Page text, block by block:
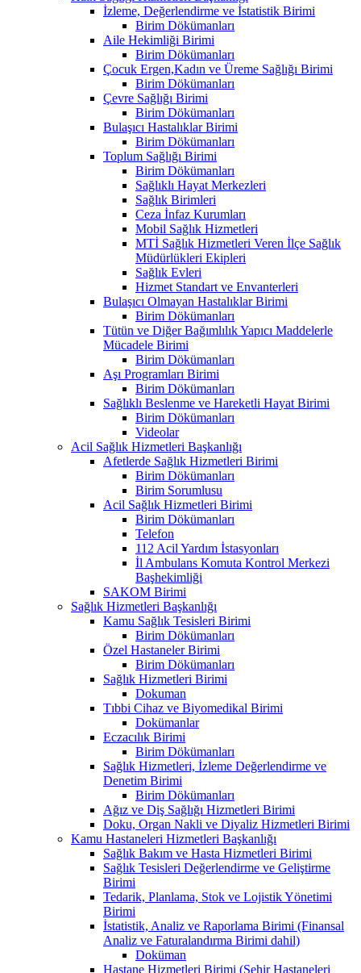
İzleme, Değerlendirme ve İstatistik Birimi
Birim Dökümanları
Aile Hekimliği Birimi
Birim Dökümanları
Çocuk Ergen,Kadın ve Üreme Sağlığı Birimi
Birim Dökümanları
Çevre Sağlığı Birimi
Birim Dökümanları
Bulaşıcı Hastalıklar Birimi
Birim Dökümanları
Toplum Sağlığı Birimi
Birim Dökümanları
Sağlıklı Hayat Merkezleri
Sağlık Birimleri
Ceza İnfaz Kurumları
Mobil Sağlık Hizmetleri
MTİ Sağlık Hizmetleri Veren İlçe Sağlık
Müdürlükleri Ekipleri
Sağlık Evleri
Hizmet Standart ve Envanterleri
Bulaşıcı Olmayan Hastalıklar Birimi
Birim Dökümanları
Tütün ve Diğer Bağımlılık Yapıcı Maddelerle
Mücadele Birimi
Birim Dökümanları
Aşı Programları Birimi
Birim Dökümanları
Sağlıklı Beslenme ve Hareketli Hayat Birimi
Birim Dökümanları
Videolar
Acil Sağlık Hizmetleri Başkanlığı
Afetlerde Sağlık Hizmetleri Birimi
Birim Dökümanları
Birim Sorumlusu
Acil Sağlık Hizmetleri Birimi
Birim Dökümanları
Telefon
112 Acil Yardım İstasyonları
İl Ambulans Komuta Kontrol Merkezi
Başhekimliği
SAKOM Birimi
Sağlık Hizmetleri Başkanlığı
Kamu Sağlık Tesisleri Birimi
Birim Dökümanları
Özel Hastaneler Birimi
Birim Dökümanları
Sağlık Hizmetleri Birimi
Dokuman
Tıbbi Cihaz ve Biyomedikal Birimi
Dokümanlar
Eczacılık Birimi
Birim Dökümanları
Sağlık Hizmetleri, İzleme Değerlendirme ve
Denetim Birimi
Birim Dökümanları
Ağız ve Diş Sağlığı Hizmetleri Birimi
Doku, Organ Nakli ve Diyaliz Hizmetleri Birimi
Kamu Hastaneleri Hizmetleri Başkanlığı
Sağlık Bakım ve Hasta Hizmetleri Birimi
Sağlık Tesisleri Değerlendirme ve Geliştirme
Birimi
Tedarik, Planlama, Stok ve Lojistik Yönetimi
Birimi
İstatistik, Analiz ve Raporlama Birimi (Finansal
Analiz ve Faturalandırma Birimi dahil)
Doküman
Hastane Hizmetleri Birimi (Şehir Hastaneleri